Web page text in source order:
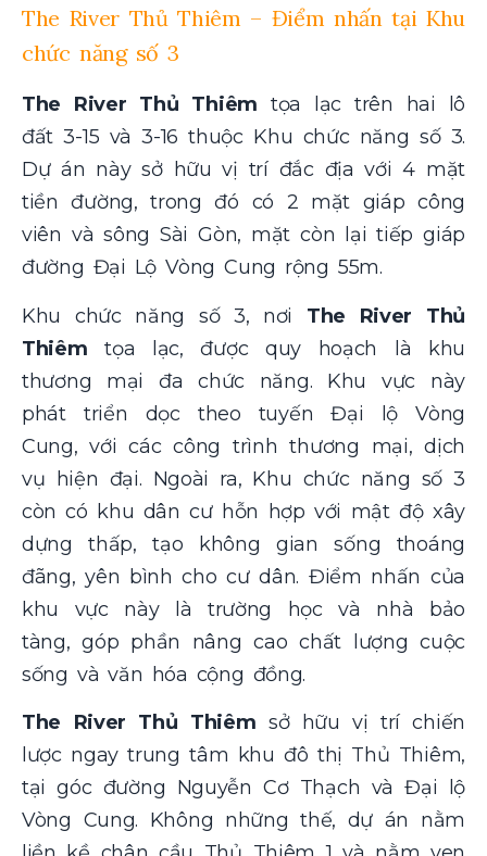
The River Thủ Thiêm – Điểm nhấn tại Khu
chức năng số 3
The River Thủ Thiêm tọa lạc trên hai lô
đất 3-15 và 3-16 thuộc Khu chức năng số 3.
Dự án này sở hữu vị trí đắc địa với 4 mặt
tiền đường, trong đó có 2 mặt giáp công
viên và sông Sài Gòn, mặt còn lại tiếp giáp
đường Đại Lộ Vòng Cung rộng 55m.
Khu chức năng số 3, nơi The River Thủ
Thiêm tọa lạc, được quy hoạch là khu
thương mại đa chức năng. Khu vực này
phát triển dọc theo tuyến Đại lộ Vòng
Cung, với các công trình thương mại, dịch
vụ hiện đại. Ngoài ra, Khu chức năng số 3
còn có khu dân cư hỗn hợp với mật độ xây
dựng thấp, tạo không gian sống thoáng
đãng, yên bình cho cư dân. Điểm nhấn của
khu vực này là trường học và nhà bảo
tàng, góp phần nâng cao chất lượng cuộc
sống và văn hóa cộng đồng.
The River Thủ Thiêm sở hữu vị trí chiến
lược ngay trung tâm khu đô thị Thủ Thiêm,
tại góc đường Nguyễn Cơ Thạch và Đại lộ
Vòng Cung. Không những thế, dự án nằm